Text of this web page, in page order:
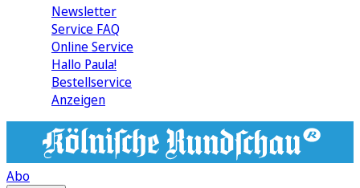
Newsletter
Service FAQ
Online Service
Hallo Paula!
Bestellservice
Anzeigen
Abo